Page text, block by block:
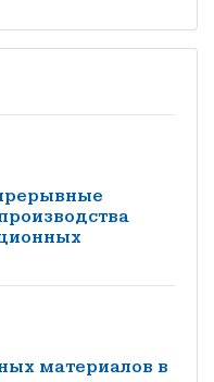
материалов в